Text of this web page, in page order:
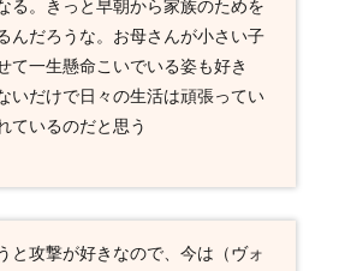
る。きっと早朝から家族のためを
んだろうな。お母さんが小さい子
て一生懸命こいでいる姿も好き
いだけで日々の生活は頑張ってい
ているのだと思う
と攻撃が好きなので、今は（ヴォ